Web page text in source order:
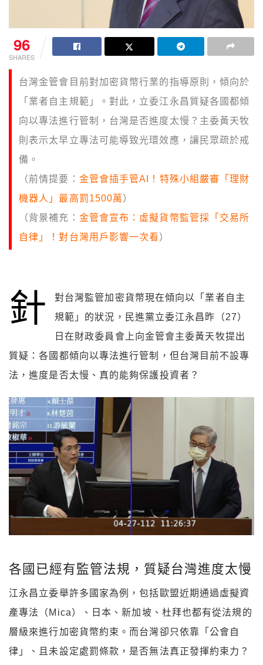
96
SHARES
台灣金管會目前對加密貨幣行業的指導原則，傾向於
「業者自主規範」。對此，立委江永昌質疑各國都傾
向以專法進行管制，台灣是否進度太慢？主委黃天牧
則表示太早立專法可能導致光環效應，讓民眾疏於戒
備。
（前情提要： 金管會插手管AI！特殊小組嚴審「理財
機器人」最高罰1500萬）
（背景補充： 金管會宣布：虛擬貨幣監管採「交易所
自律」！對台灣用戶影響一次看）
針
對台灣監管加密貨幣現在傾向以「業者自主
規範」的狀況，民進黨立委江永昌昨（27）
日在財政委員會上向金管會主委黃天牧提出
質疑：各國都傾向以專法進行管制，但台灣目前不設專
法，進度是否太慢、真的能夠保護投資者？
各國已經有監管法規，質疑台灣進度太慢
江永昌立委舉許多國家為例，包括歐盟近期通過虛擬資
產專法（Mica）、日本、新加坡、杜拜也都有從法規的
層級來進行加密貨幣約束。而台灣卻只依靠「公會自
律」、且未設定處罰條款，是否無法真正發揮約束力？